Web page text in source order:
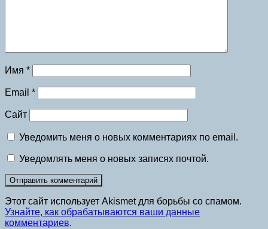
Имя *
Email *
Сайт
Уведомить меня о новых комментариях по email.
Уведомлять меня о новых записях почтой.
Этот сайт использует Akismet для борьбы со спамом.
Узнайте, как обрабатываются ваши данные
комментариев.